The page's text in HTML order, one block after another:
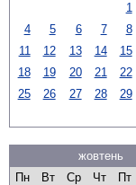
1
4
5 6 7 8
11
12 13 14 15
18
19 20 21 22
25
26 27 28 29
жовтень
Пн
Вт Ср Чт Пт